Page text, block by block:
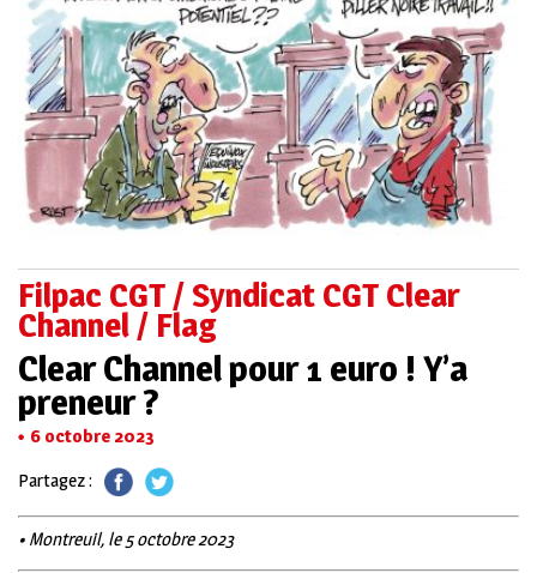
Filpac CGT / Syndicat CGT Clear
Channel / Flag
Clear Channel pour 1 euro ! Y’a
preneur ?
6 octobre 2023
Partagez :
• Montreuil, le 5 octobre 2023